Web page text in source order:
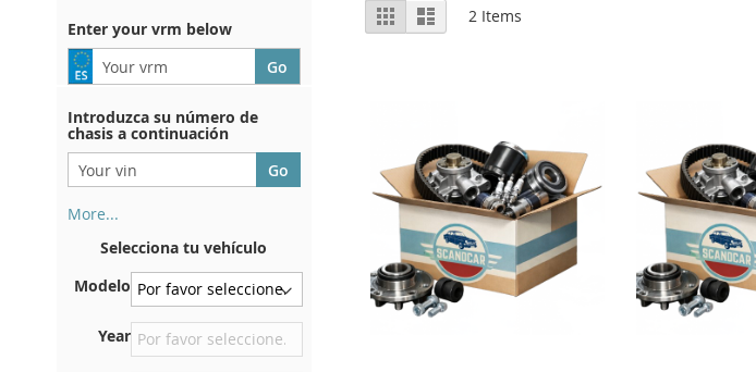
View
as
Grid List 2 Items
Enter your vrm below
Introduzca su número de
chasis a continuación
More...
encuentra en el reverso de su
certificado de registro. Y
también en el coche.
En la placa inferior del
asiento delantero derecho
Selecciona tu vehículo
Modelo
Year